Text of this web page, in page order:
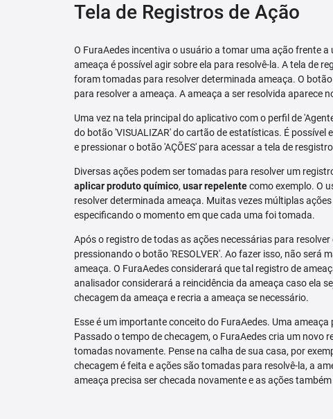
Tela de Registros de Ação
O FuraAedes incentiva o usuário a tomar uma ação frente
ameaça é possível agir sobre ela para resolvê-la. A tela de
foram tomadas para resolver determinada ameaça. O
para resolver a ameaça. A ameaça a ser resolvida aparece
Uma vez na tela principal do aplicativo com o perfil de
do botão 'VISUALIZAR' do cartão de estatísticas. É
e pressionar o botão 'AÇÕES' para acessar a tela de
Diversas ações podem ser tomadas para resolver um
aplicar produto químico, usar repelentecomo exemplo. O
resolver determinada ameaça. Muitas vezes múltiplas
especificando o momento em que cada uma foi tomada.
Após o registro de todas as ações necessárias para
pressionando o botão 'RESOLVER'. Ao fazer isso, não será
ameaça. O FuraAedes considerará que tal registro de
analisador considerará a reincidência da ameaça caso ela
checagem da ameaça e recria a ameaça se necessário.
Esse é um importante conceito do FuraAedes. Uma
Passado o tempo de checagem, o FuraAedes cria um novo
tomadas novamente. Pense na calha de sua casa, por
checagem é feita e ações são tomadas para resolvê-la, a
ameaça precisa ser checada novamente e as ações